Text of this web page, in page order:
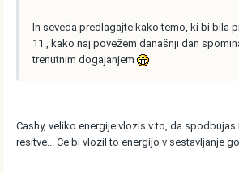
In seveda predlagajte kako temo, ki bi bila
11., kako naj povežem današnji dan
trenutnim dogajanjem
Cashy, veliko energije vlozis v to, da spodbujas
resitve... Ce bi vlozil to energijo v sestavljanje